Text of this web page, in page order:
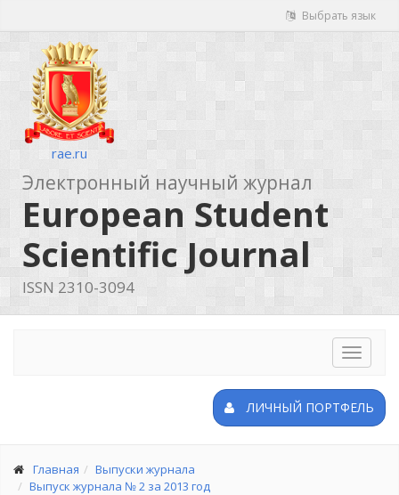
Выбрать язык
rae.ru
Электронный научный журнал
European Student
Scientific Journal
ISSN 2310-3094
Toggle
ЛИЧНЫЙ ПОРТФЕЛЬ
Главная
Выпуски журнала
Выпуск журнала № 2 за 2013 год